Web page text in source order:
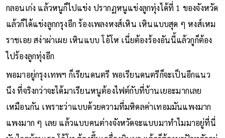
กลอนเก่ง แล้วหนูก็ไปแข่ง ปรากฏหนูแข่งลูกทุ่งได้ที่ 1 ของจังหวัด
แล้วก็ได้แข่งลูกกรุงอีก ร้องเพลงหงส์เหิน เหินแบบสุด ๆ หงส์เหม
ราชเอย สง่าผ่าเผย เหินแบบ โอ้โห เนี่ยต้องร้องอันนี้แล้วกูก็ต้อง
ไปร้องลูกทุ่งอีก
พอมาอยู่กรุงเทพฯ ก็เรียนดนตรี พอเรียนดนตรีก็จะเป็นอีกแนว
นึง ที่จริงกว่าจะได้มาเรียนหนูต้องไฟต์กับที่บ้านเยอะมากเลย
เหมือนกัน เพราะว่าแบบด้วยความที่มหิดลค่าเทอมมันแพงมาก
แพงมาก ๆ เลย แล้วแบบคนต่างจังหวัดจะแบบมาทำไมมาอยู่ที่นี่